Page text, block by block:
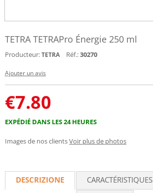
TETRA TETRAPro Énergie 250 ml
Producteur:TETRA Réf.:30270
Ajouter un avis
€7.80
EXPÉDIÉ DANS LES 24 HEURES
Images de nos clientsVoir plus de photos
DESCRIZIONE
CARACTÉRISTIQUES